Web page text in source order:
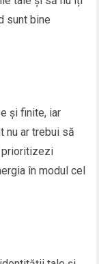
sunt bine
și finite, iar
nu ar trebui să
prioritizezi
în modul cel